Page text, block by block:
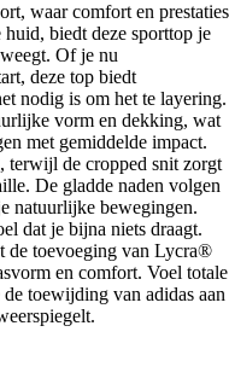
waar comfort en prestaties
biedt deze sporttop je
Of je nu
deze top biedt
nodig is om het te layering.
vorm en dekking, wat
met gemiddelde impact.
terwijl de cropped snit zorgt
De gladde naden volgen
natuurlijke bewegingen.
dat je bijna niets draagt.
de toevoeging van Lycra®
en comfort. Voel totale
toewijding van adidas aan